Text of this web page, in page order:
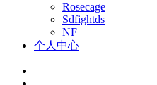
Rosecage
Sdfightds
NF
个人中心